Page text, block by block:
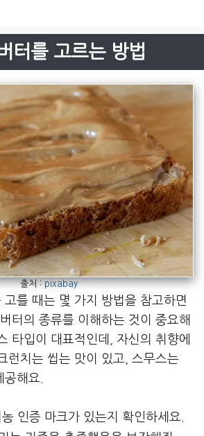
터를 고르는 방법
출처 :pixabay
고를 때는 몇 가지 방법을 참고하면
터의 종류를 이해하는 것이 중요해
타입이 대표적인데, 자신의 취향에
런치는 씹는 맛이 있고, 스무스는
해요.
인증 마크가 있는지 확인하세요.